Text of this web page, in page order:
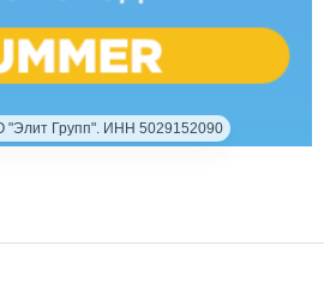
"Элит Групп". ИНН 5029152090